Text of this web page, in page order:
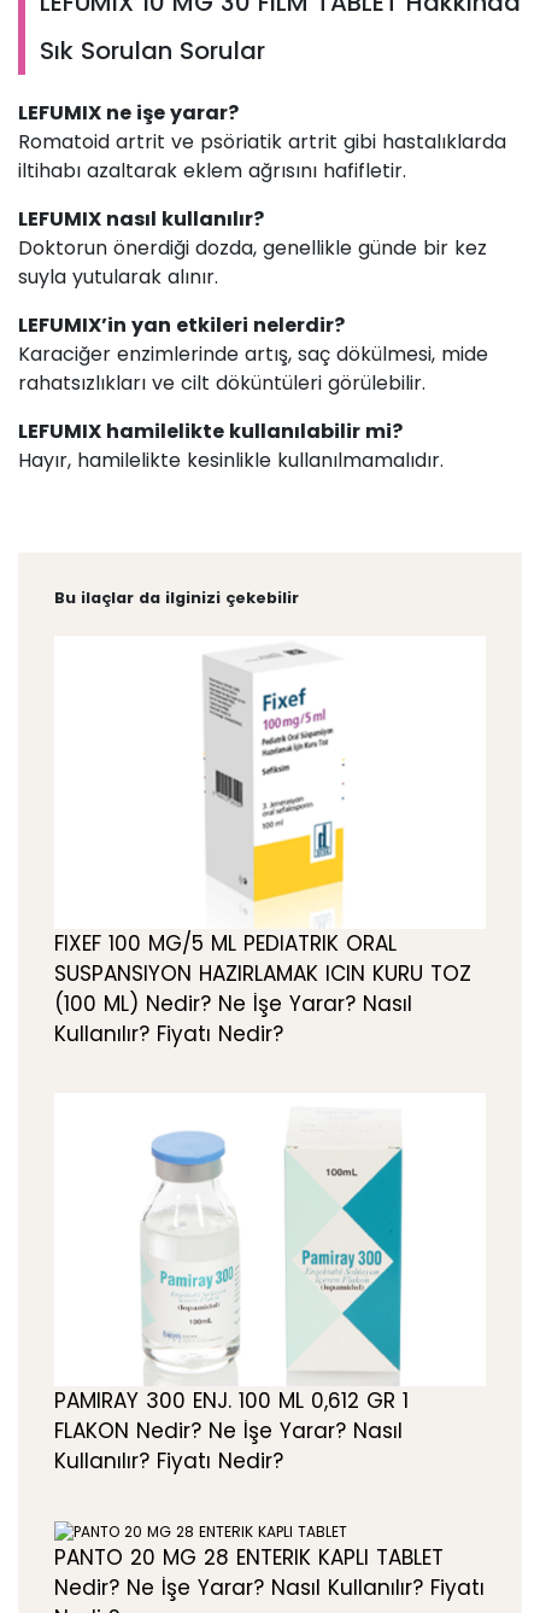
Sık Sorulan Sorular
LEFUMIX ne işe yarar?
Romatoid artrit ve psöriatik artrit gibi hastalıklarda
iltihabı azaltarak eklem ağrısını hafifletir.
LEFUMIX nasıl kullanılır?
Doktorun önerdiği dozda, genellikle günde bir kez
suyla yutularak alınır.
LEFUMIX’in yan etkileri nelerdir?
Karaciğer enzimlerinde artış, saç dökülmesi, mide
rahatsızlıkları ve cilt döküntüleri görülebilir.
LEFUMIX hamilelikte kullanılabilir mi?
Hayır, hamilelikte kesinlikle kullanılmamalıdır.
Bu ilaçlar da ilginizi çekebilir
FIXEF 100 MG/5 ML PEDIATRIK ORAL
SUSPANSIYON HAZIRLAMAK ICIN KURU TOZ
(100 ML) Nedir? Ne İşe Yarar? Nasıl
Kullanılır? Fiyatı Nedir?
PAMIRAY 300 ENJ. 100 ML 0,612 GR 1
FLAKON Nedir? Ne İşe Yarar? Nasıl
Kullanılır? Fiyatı Nedir?
PANTO 20 MG 28 ENTERIK KAPLI TABLET
Nedir? Ne İşe Yarar? Nasıl Kullanılır? Fiyatı